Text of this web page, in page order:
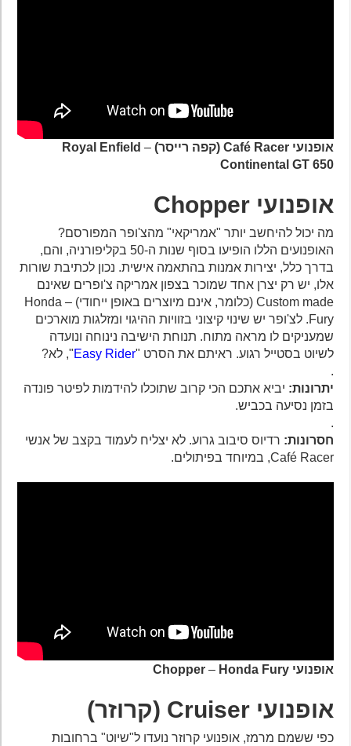
אופנועי Café Racer (קפה רייסר) –
Royal Enfield
Continental GT 650
אופנועי Chopper
מה יכול להיחשב יותר "אמריקאי" מהצ'ופר המפורסם?
האופנועים הללו הופיעו בסוף שנות ה-50 בקליפורניה, והם,
בדרך כלל, יצירות אמנות בהתאמה אישית. נכון לכתיבת שורות
אלו, יש רק יצרן אחד שמוכר בצפון אמריקה צ'ופרים שאינם
Custom made (כלומר, אינם מיוצרים באופן ייחודי) – Honda
Fury. לצ'ופר יש שינוי קיצוני בזוויות ההיגוי ומזלגות מוארכים
שמעניקים לו מראה מתוח. תנוחת הישיבה נינוחה ונועדה
לשיוט בסטייל רגוע. ראיתם את הסרט "Easy Rider", לא?
יתרונות:יביא אתכם הכי קרוב שתוכלו להידמות לפיטר פונדה
בזמן נסיעה בכביש.
חסרונות:רדיוס סיבוב גרוע. לא יצליח לעמוד בקצב של אנשי
Café Racer, במיוחד בפיתולים.
אופנועי Chopper –Honda Fury
אופנועיCruiser(קרוזר)
כפי ששמם מרמז, אופנועי קרוזר נועדו ל"שיוט" ברחובות